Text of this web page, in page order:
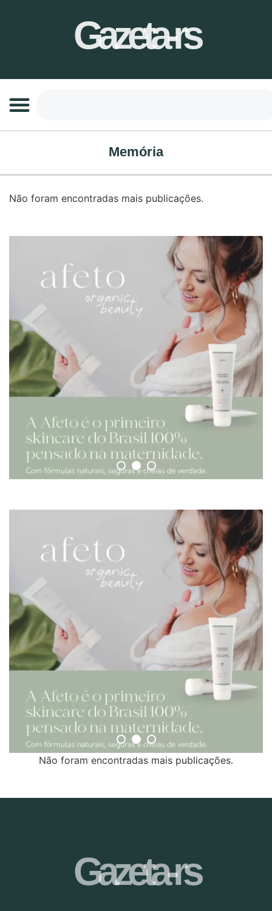
Gazeta-rs
Memória
Não foram encontradas mais publicações.
Não foram encontradas mais publicações.
Gazeta-rs